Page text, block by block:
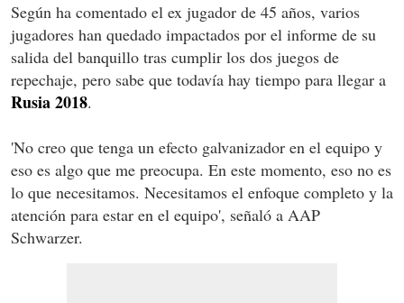
Según ha comentado el ex jugador de 45 años, varios
jugadores han quedado impactados por el informe de su
salida del banquillo tras cumplir los dos juegos de
repechaje, pero sabe que todavía hay tiempo para llegar a
Rusia 2018.
'No creo que tenga un efecto galvanizador en el equipo y
eso es algo que me preocupa. En este momento, eso no es
lo que necesitamos. Necesitamos el enfoque completo y la
atención para estar en el equipo', señaló a AAP
Schwarzer.